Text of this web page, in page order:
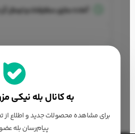
آماده سازی سفارشات و ارسال آن
به کانال بله نیکی
برای مشاهده محصولات جدید و اطلاع از
پیام‌رسان بله